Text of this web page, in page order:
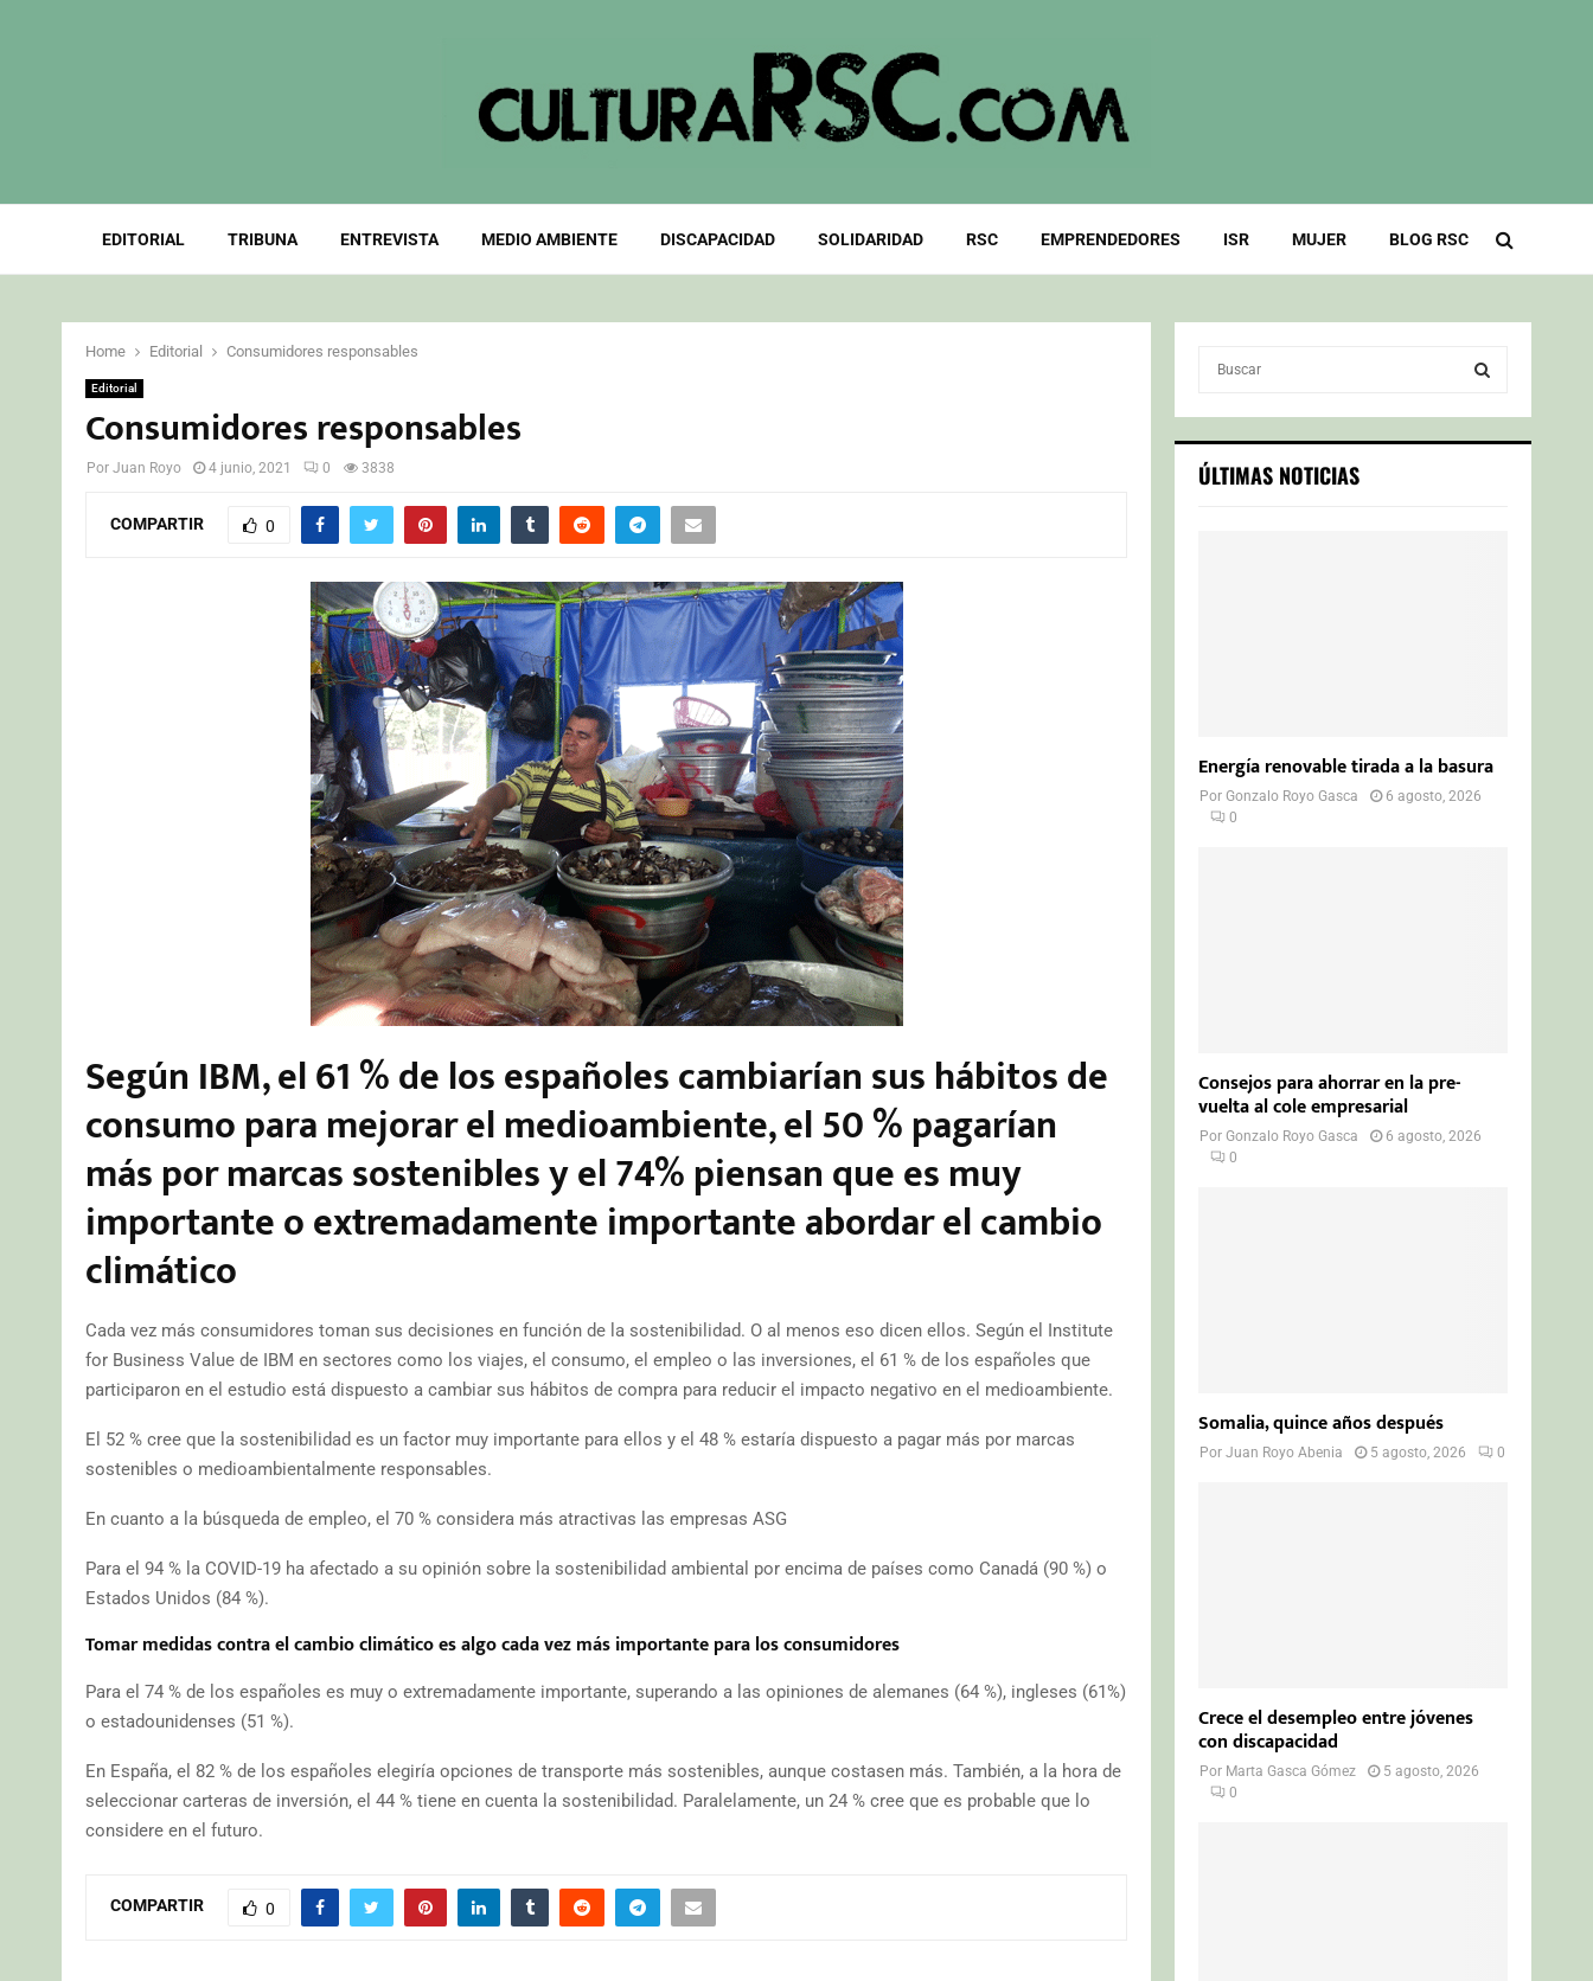
EDITORIAL TRIBUNA ENTREVISTA MEDIO AMBIENTE DISCAPACIDAD SOLIDARIDAD RSC EMPRENDEDORES ISR MUJER BLOG RSC
Home Editorial Consumidores responsables
Editorial
Consumidores responsables
Por Juan Royo 4 junio, 2021 0 3838
COMPARTIR 0
Según IBM, el 61 % de los españoles cambiarían sus hábitos de
consumo para mejorar el medioambiente, el 50 % pagarían
más por marcas sostenibles y el 74% piensan que es muy
importante o extremadamente importante abordar el cambio
climático
Cada vez más consumidores toman sus decisiones en función de la sostenibilidad. O al menos eso dicen ellos. Según el Institute
for Business Value de IBM en sectores como los viajes, el consumo, el empleo o las inversiones, el 61 % de los españoles que
participaron en el estudio está dispuesto a cambiar sus hábitos de compra para reducir el impacto negativo en el medioambiente.
El 52 % cree que la sostenibilidad es un factor muy importante para ellos y el 48 % estaría dispuesto a pagar más por marcas
sostenibles o medioambientalmente responsables.
En cuanto a la búsqueda de empleo, el 70 % considera más atractivas las empresas ASG
Para el 94 % la COVID-19 ha afectado a su opinión sobre la sostenibilidad ambiental por encima de países como Canadá (90 %) o
Estados Unidos (84 %).
Tomar medidas contra el cambio climático es algo cada vez más importante para los consumidores
Para el 74 % de los españoles es muy o extremadamente importante, superando a las opiniones de alemanes (64 %), ingleses (61%)
o estadounidenses (51 %).
En España, el 82 % de los españoles elegiría opciones de transporte más sostenibles, aunque costasen más. También, a la hora de
seleccionar carteras de inversión, el 44 % tiene en cuenta la sostenibilidad. Paralelamente, un 24 % cree que es probable que lo
considere en el futuro.
COMPARTIR 0
c
h
S
ÚLTIMAS NOTICIAS
Energía renovable tirada a la basura
PorGonzalo Royo Gasca
6 agosto, 2026
0
Consejos para ahorrar en la pre-
vuelta al cole empresarial
PorGonzalo Royo Gasca
6 agosto, 2026
0
Somalia, quince años después
PorJuan Royo Abenia 5 agosto, 2026 0
Crece el desempleo entre jóvenes
con discapacidad
Por Marta Gasca Gómez
5 agosto, 2026
0